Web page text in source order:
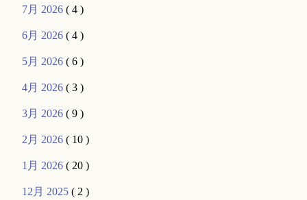
7月 2026( 4 )
6月 2026( 4 )
5月 2026( 6 )
4月 2026( 3 )
3月 2026( 9 )
2月 2026( 10 )
1月 2026( 20 )
12月 2025( 2 )